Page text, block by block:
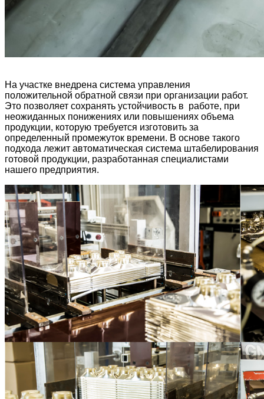
На участке внедрена система управления
положительной обратной связи при организации работ.
Это позволяет сохранять устойчивость в работе, при
неожиданных понижениях или повышениях объема
продукции, которую требуется изготовить за
определенный промежуток времени. В основе такого
подхода лежит автоматическая система штабелирования
готовой продукции, разработанная специалистами
нашего предприятия.